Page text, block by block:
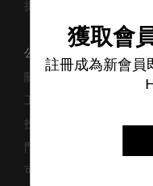
獲取會
註冊成為新會員
提防偽冒網站
公司資料
關於我們
工作機會
投資者關係
門市位置
可持續發展